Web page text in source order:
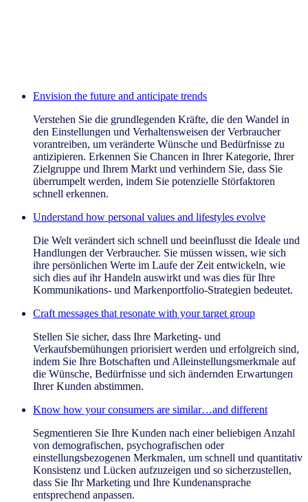
Envision the future and anticipate trends
Verstehen Sie die grundlegenden Kräfte, die den Wandel in
den Einstellungen und Verhaltensweisen der Verbraucher
vorantreiben, um veränderte Wünsche und Bedürfnisse zu
antizipieren. Erkennen Sie Chancen in Ihrer Kategorie, Ihrer
Zielgruppe und Ihrem Markt und verhindern Sie, dass Sie
überrumpelt werden, indem Sie potenzielle Störfaktoren
schnell erkennen.
Understand how personal values and lifestyles evolve
Die Welt verändert sich schnell und beeinflusst die Ideale und
Handlungen der Verbraucher. Sie müssen wissen, wie sich
ihre persönlichen Werte im Laufe der Zeit entwickeln, wie
sich dies auf ihr Handeln auswirkt und was dies für Ihre
Kommunikations- und Markenportfolio-Strategien bedeutet.
Craft messages that resonate with your target group
Stellen Sie sicher, dass Ihre Marketing- und
Verkaufsbemühungen priorisiert werden und erfolgreich sind,
indem Sie Ihre Botschaften und Alleinstellungsmerkmale auf
die Wünsche, Bedürfnisse und sich ändernden Erwartungen
Ihrer Kunden abstimmen.
Know how your consumers are similar…and different
Segmentieren Sie Ihre Kunden nach einer beliebigen Anzahl
von demografischen, psychografischen oder
einstellungsbezogenen Merkmalen, um schnell und quantitativ
Konsistenz und Lücken aufzuzeigen und so sicherzustellen,
dass Sie Ihr Marketing und Ihre Kundenansprache
entsprechend anpassen.